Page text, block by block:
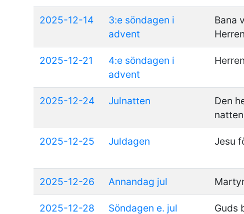
2025-12-14
3:e söndagen i
advent
Bana
Herren
2025-12-21
4:e söndagen i
advent
2025-12-24 Julnatten
Den
natten
2025-12-25 Juldagen Jesu
2025-12-26 Annandag jul
2025-12-28 Söndagen e. jul Guds